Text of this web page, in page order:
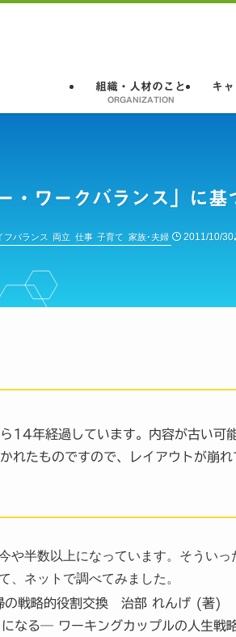
組織・人材のこと
ORGANIZATION
キ
・ワークバランス」に
フバランス 両立 仕事 子育て 家族･夫婦 2011/10/30
14年経過しています。内容が古い可
れたものですので、レイアウトが崩
や半数以上になっています。そういっ
、ネットで調べてみました。
の戦略的役割交換 治部 れんげ (
になる― ワーキングカップルの人